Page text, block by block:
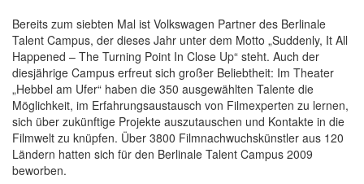
Bereits zum siebten Mal ist Volkswagen Partner des Berlinale
Talent Campus, der dieses Jahr unter dem Motto „Suddenly, It All
Happened – The Turning Point In Close Up“ steht. Auch der
diesjährige Campus erfreut sich großer Beliebtheit: Im Theater
„Hebbel am Ufer“ haben die 350 ausgewählten Talente die
Möglichkeit, im Erfahrungsaustausch von Filmexperten zu lernen,
sich über zukünftige Projekte auszutauschen und Kontakte in die
Filmwelt zu knüpfen. Über 3800 Filmnachwuchskünstler aus 120
Ländern hatten sich für den Berlinale Talent Campus 2009
beworben.